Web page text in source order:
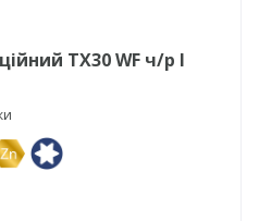
TX30 WF ч/р І